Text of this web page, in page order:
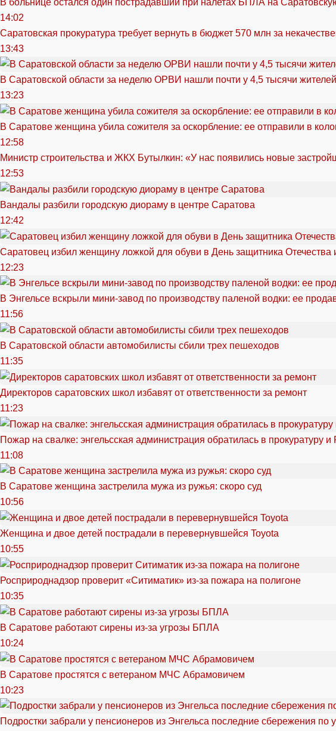
14:02
Саратовская прокуратура требует вернуть в бюджет 570 млн за
13:43
В Саратовской области за неделю ОРВИ нашли почти у 4,5 тысячи жителей
13:23
В Саратове женщина убила сожителя за оскорбление: ее отправили в
12:58
Министр строительства и ЖКХ Бутылкин: «У нас появились новые
12:53
Вандалы разбили городскую диораму в центре Саратова
12:42
Саратовец избил женщину ложкой для обуви в День защитника Отечества
12:23
В Энгельсе вскрыли мини-завод по производству паленой водки: ее
11:56
В Саратовской области автомобилисты сбили трех пешеходов
11:35
Директоров саратовских школ избавят от ответственности за ремонт
11:23
Пожар на свалке: энгельсская администрация обратилась в прокуратуру и
11:08
В Саратове женщина застрелила мужа из ружья: скоро суд
10:56
Женщина и двое детей пострадали в перевернувшейся Toyota
10:55
Росприроднадзор проверит «Ситиматик» из-за пожара на полигоне
10:35
В Саратове работают сирены из-за угрозы БПЛА
10:24
В Саратове простятся с ветераном МЧС Абрамовичем
10:23
Подростки забрали у пенсионеров из Энгельса последние сбережения по